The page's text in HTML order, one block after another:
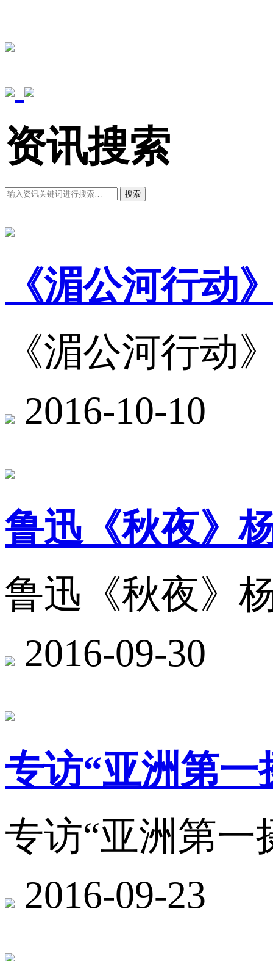
资讯搜索
搜索
《湄公河行动
《湄公河行动
2016-10-10
鲁迅《秋夜》
鲁迅《秋夜》
2016-09-30
专访“亚洲第
专访“亚洲第
2016-09-23